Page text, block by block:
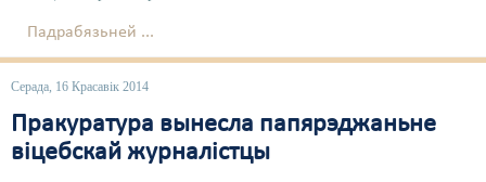
Падрабязьней ...
Серада, 16 Красавік 2014
Пракуратура вынесла папярэджаньне
віцебскай журналістцы